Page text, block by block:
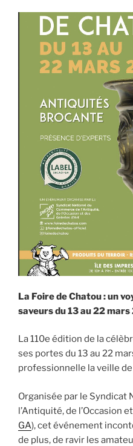
La Foire de Chatou : un
saveurs du 13 au 22
La 110e édition de la
ses portes du 13 au 22
professionnelle la veille
Organisée par le Syndicat
l’Antiquité, de l’Occasion
GA), cet événement
de plus, de ravir les